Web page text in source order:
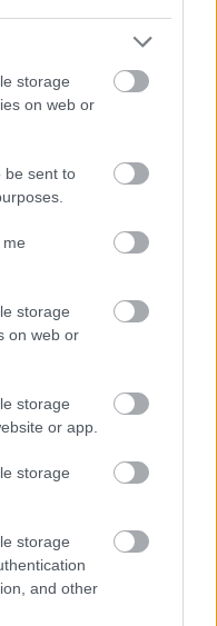
storage
on web or
be sent to
storage
on web or
storage
or app.
storage
storage
and other